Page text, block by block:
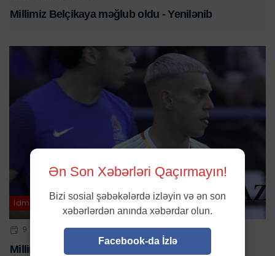
Millimiz Belçikaya məğlub oldu - Yenilənib
İdman
9 SEN 2023 | 17:53
Millimiz məğlub olur
Ən Son Xəbərləri Qaçırmayın!
Bizi sosial şəbəkələrdə izləyin və ən son
xəbərlərdən anında xəbərdar olun.
Facebook-da İzlə